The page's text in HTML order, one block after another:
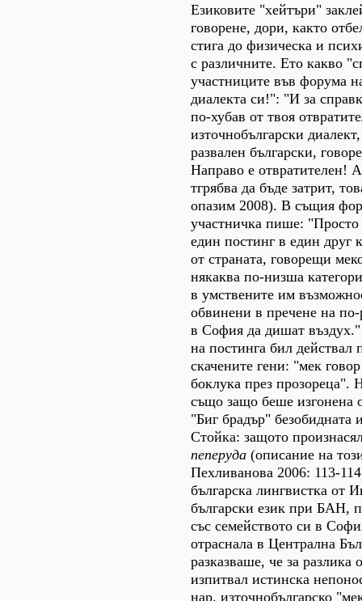
Езиковите "хейтъри"
говорене, дори, както
стига до физическа и
с различните. Ето какво
участниците във форума
диалекта си!": "И за
по-хубав от твоя
източнобългарски
развален български,
Направо е отвратителен!
тгрябва да бъде затрит,
опазим 2008). В същия
участничка пише: "Просто
един постинг в един друг
от страната, говорещи
някаква по-низша
в умствените им
обвинени в пречене на
в София да дишат въздух."
на постинга бил действал
скачените гени: "мек
боклука през прозореца".
също защо беше изгонена
"Биг брадър" безобидната
Стойка: защото
пеперуда (описание на
Пехливанова 2006: 113-
българска лингвистка от
български език при БАН,
със семейството си в
отраснала в Централна
разказваше, че за разлика
изпитвал истинска
нар. източнобългарско